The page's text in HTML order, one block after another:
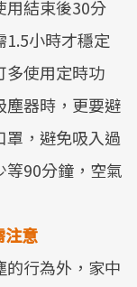
用結束後30分
小時才穩定
多使用定時功
塵器時，更要避
罩，避免吸入過
等90分鐘，空氣
意
的行為外，家中